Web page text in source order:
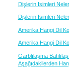
Dişlerin Isimleri
Dişlerin Isimleri
Amerika Hangi Dil
Amerika Hangi Dil
Garblılaşma
Aşağıdakilerden